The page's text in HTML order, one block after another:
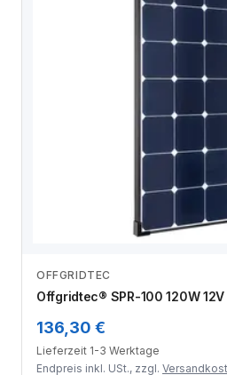
OFFGRIDTEC
Offgridtec® SPR-100 120W
136,30 €
Lieferzeit 1-3 Werktage
Endpreis inkl. USt., zzgl.